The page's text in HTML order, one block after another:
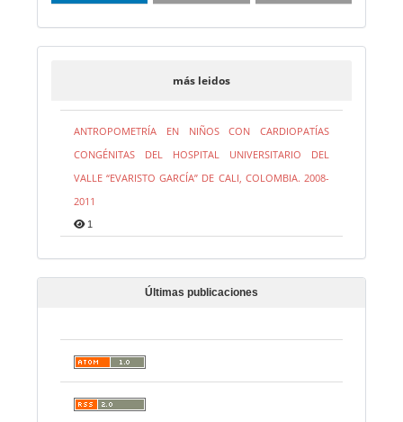
más leidos
ANTROPOMETRÍA EN NIÑOS CON CARDIOPATÍAS
CONGÉNITAS DEL HOSPITAL UNIVERSITARIO DEL
VALLE “EVARISTO GARCÍA” DE CALI, COLOMBIA. 2008-
2011
1
Últimas publicaciones